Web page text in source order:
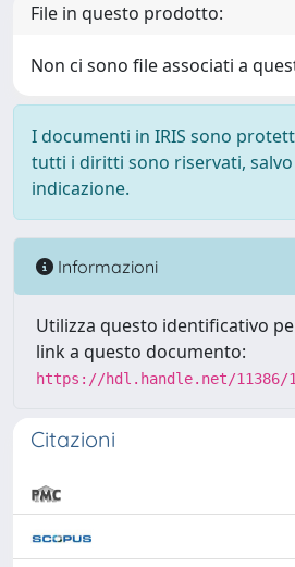
File in questo prodotto:
Non ci sono file associati a
I documenti in IRIS sono
tutti i diritti sono riservati, salvo
indicazione.
Informazioni
Utilizza questo identificativo
link a questo documento:
https://hdl.handle.net/11386/
Citazioni